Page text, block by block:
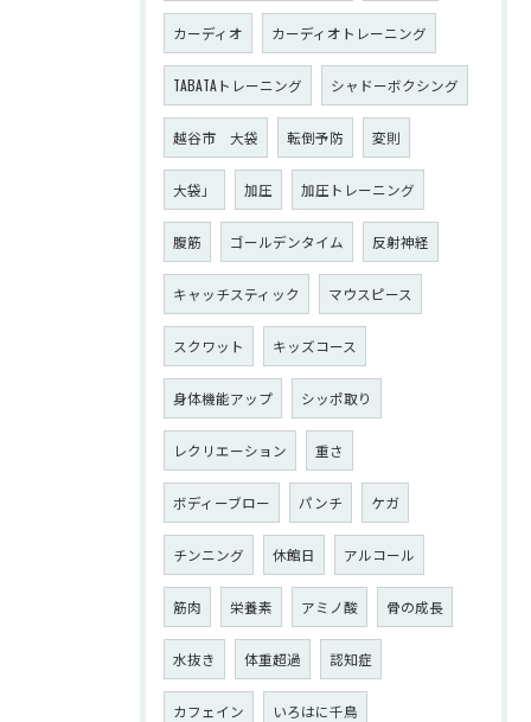
カーディオ カーディオトレーニング
TABATAトレーニング シャドーボクシング
越谷市 大袋 転倒予防 変則
大袋」 加圧 加圧トレーニング
腹筋 ゴールデンタイム 反射神経
キャッチスティック マウスピース
スクワット キッズコース
身体機能アップ シッポ取り
レクリエーション 重さ
ボディーブロー パンチ ケガ
チンニング 休館日 アルコール
筋肉 栄養素 アミノ酸 骨の成長
水抜き 体重超過 認知症
カフェイン いろはに千鳥